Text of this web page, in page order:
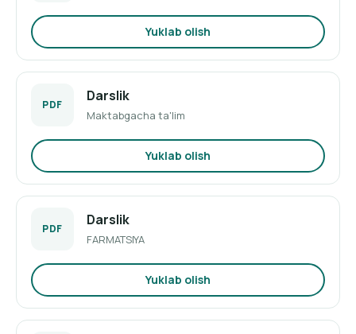
Yuklab olish
PDF
Darslik
Maktabgacha ta'lim
Yuklab olish
PDF
Darslik
FARMATSIYA
Yuklab olish